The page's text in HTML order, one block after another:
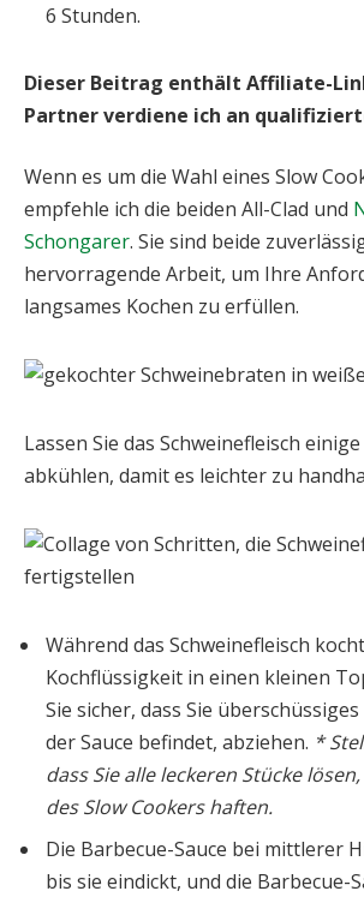
6 Stunden.
Dieser Beitrag enthält Affiliate-
Partner verdiene ich an
Wenn es um die Wahl eines Slow
empfehle ich die beiden All-Clad und
Schongarer. Sie sind beide
hervorragende Arbeit, um Ihre
langsames Kochen zu erfüllen.
Lassen Sie das Schweinefleisch
abkühlen, damit es leichter zu
Während das Schweinefleisch
Kochflüssigkeit in einen kleinen
Sie sicher, dass Sie
der Sauce befindet, abziehen. *
dass Sie alle leckeren Stücke
des Slow Cookers haften.
Die Barbecue-Sauce bei mittlerer
bis sie eindickt, und die Barbecue-